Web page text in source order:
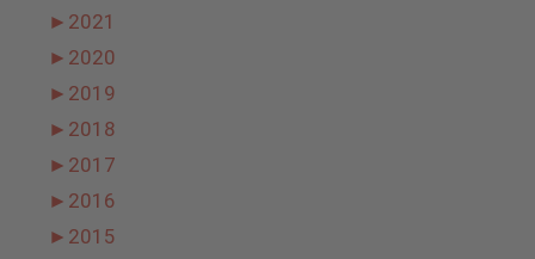
► 2021
► 2020
► 2019
► 2018
► 2017
► 2016
► 2015